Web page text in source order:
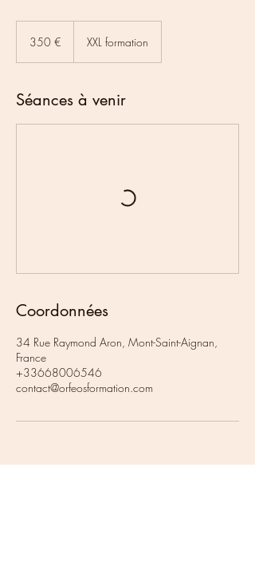
350 € XXL formation
Séances à venir
Coordonnées
34 Rue Raymond Aron, Mont-Saint-Aignan,
France
+33668006546
contact@orfeosformation.com